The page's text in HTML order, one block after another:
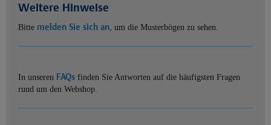
Weitere Hinweise
Bitte melden Sie sich an, um die Musterbögen zu sehen.
In unseren FAQs finden Sie Antworten auf die häufigsten Fragen
rund um den Webshop.